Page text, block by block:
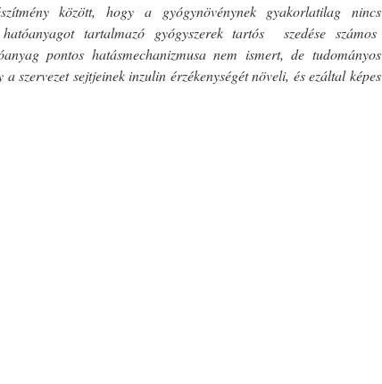
között, hogy a gyógynövénynek gyakorlatilag nincs
tartalmazó gyógyszerek tartós szedése számos
pontos hatásmechanizmusa nem ismert, de tudományos
szervezet sejtjeinek inzulin érzékenységét növeli, és ezáltal képes